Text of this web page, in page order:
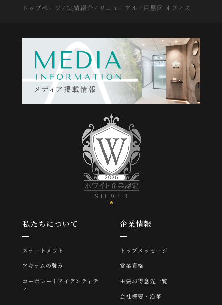
トップページ ⁄ 実績紹介 ⁄ リニューアル ⁄ 目黒区 オフィス
私たちについて
ステートメント
アキテムの強み
コーポレートアイデンティテ
ィ
企業情報
トップメッセージ
営業資格
主要お得意先一覧
会社概要・沿革